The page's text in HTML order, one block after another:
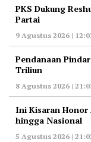
PKS Dukung
Partai
9 Agustus 2026 |
Pendanaan
Triliun
8 Agustus 2026 |
Ini Kisaran Honor
hingga Nasional
5 Agustus 2026 |